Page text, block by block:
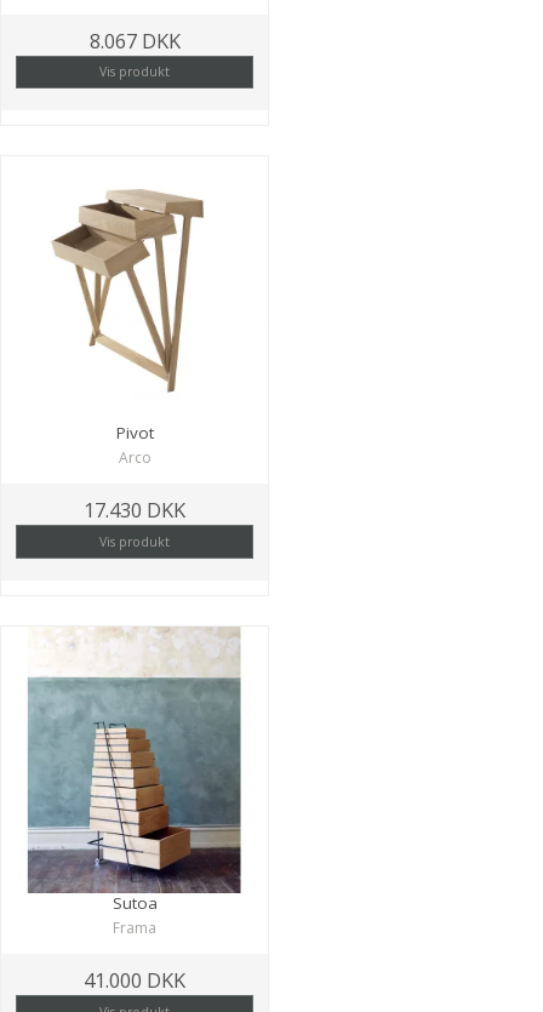
8.067 DKK
Vis produkt
Pivot
Arco
17.430 DKK
Vis produkt
Sutoa
Frama
41.000 DKK